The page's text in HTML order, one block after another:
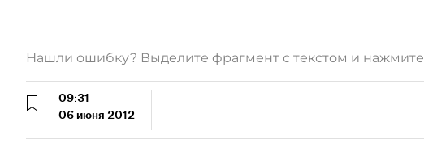
Нашли ошибку? Выделите фрагмент с текстом и нажмите
09:31
06 июня 2012